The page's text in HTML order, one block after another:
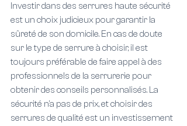
Investir dans des serrures haute sécurité
est un choix judicieux pour garantir la
sûreté de son domicile. En cas de doute
sur le type de serrure à choisir, il est
toujours préférable de faire appel à des
professionnels de la serrurerie pour
obtenir des conseils personnalisés. La
sécurité n'a pas de prix, et choisir des
serrures de qualité est un investissement